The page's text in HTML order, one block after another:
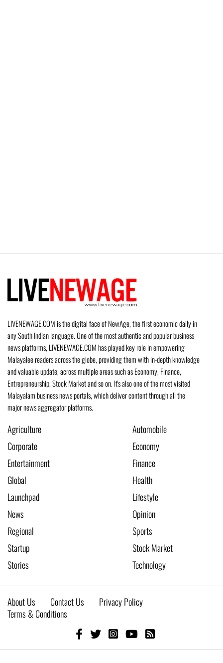
LIVENEWAGE.COM is the digital face of NewAge, the first economic daily in
any South Indian language. One of the most authentic and popular business
news platforms, LIVENEWAGE.COM has played key role in empowering
Malayalee readers across the globe, providing them with in-depth knowledge
and valuable update, across multiple areas such as Economy, Finance,
Entrepreneurship, Stock Market and so on. It's also one of the most visited
Malayalam business news portals, which deliver content through all the
major news aggregator platforms.
Agriculture
Automobile
Corporate
Economy
Entertainment
Finance
Global
Health
Launchpad
Lifestyle
News
Opinion
Regional
Sports
Startup
Stock Market
Stories
Technology
About Us Contact Us
Privacy Policy
Terms & Conditions